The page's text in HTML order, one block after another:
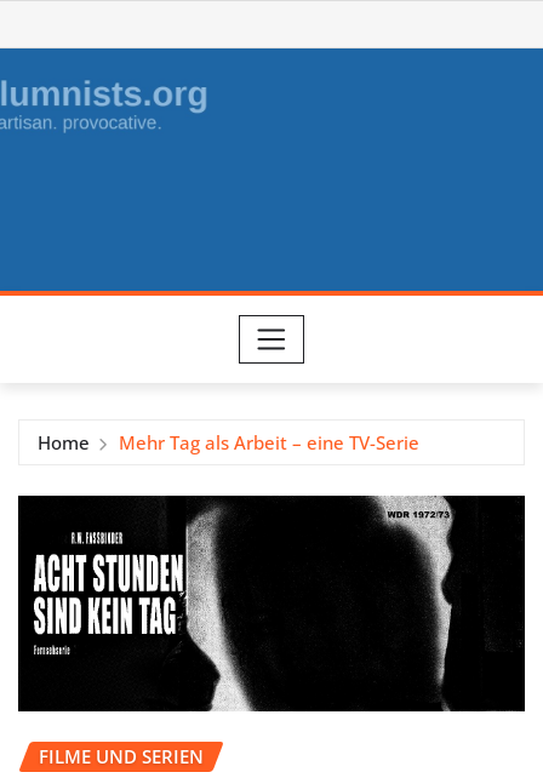
to
content
Home Mehr Tag als Arbeit – eine TV-Serie
FILME UND SERIEN